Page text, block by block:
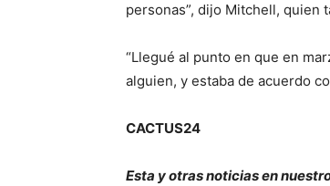
personas”, dijo Mitchell, quien
“Llegué al punto en que en
alguien, y estaba de acuerdo
CACTUS24
Esta y otras noticias en